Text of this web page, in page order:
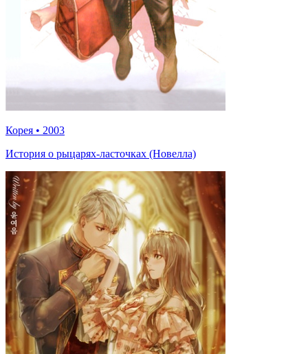
Корея • 2003
История о рыцарях-ласточках (Новелла)